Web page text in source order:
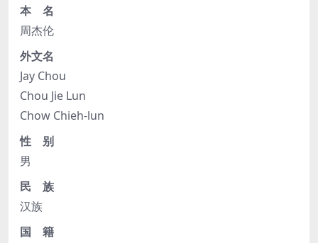
本 名
周杰伦
外文名
Jay Chou
Chou Jie Lun
Chow Chieh-lun
性 别
男
民 族
汉族
国 籍